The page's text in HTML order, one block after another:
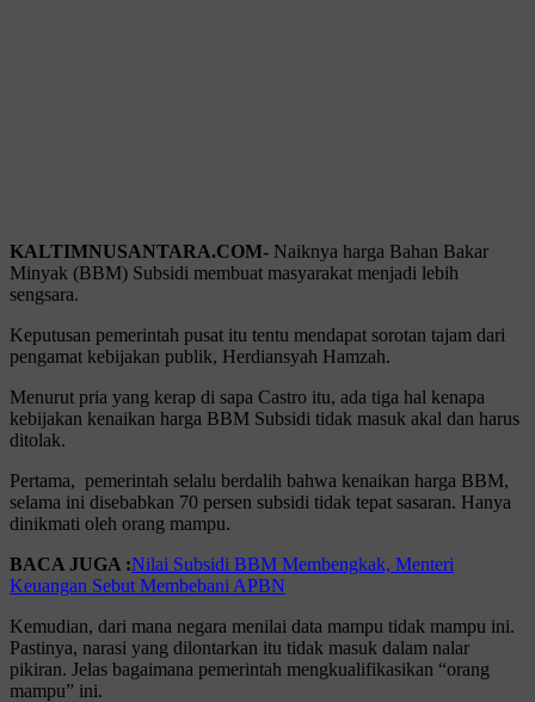
KALTIMNUSANTARA.COM- Naiknya harga Bahan Bakar
Minyak (BBM) Subsidi membuat masyarakat menjadi lebih
sengsara.
Keputusan pemerintah pusat itu tentu mendapat sorotan tajam dari
pengamat kebijakan publik, Herdiansyah Hamzah.
Menurut pria yang kerap di sapa Castro itu, ada tiga hal kenapa
kebijakan kenaikan harga BBM Subsidi tidak masuk akal dan harus
ditolak.
Pertama, pemerintah selalu berdalih bahwa kenaikan harga BBM,
selama ini disebabkan 70 persen subsidi tidak tepat sasaran. Hanya
dinikmati oleh orang mampu.
BACA JUGA :Nilai Subsidi BBM Membengkak, Menteri
Keuangan Sebut Membebani APBN
Kemudian, dari mana negara menilai data mampu tidak mampu ini.
Pastinya, narasi yang dilontarkan itu tidak masuk dalam nalar
pikiran. Jelas bagaimana pemerintah mengkualifikasikan “orang
mampu” ini.